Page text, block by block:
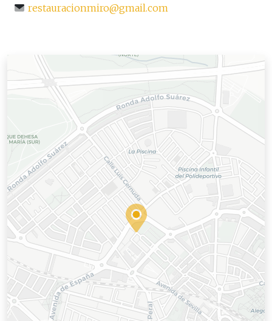
restauracionmiro@gmail.com